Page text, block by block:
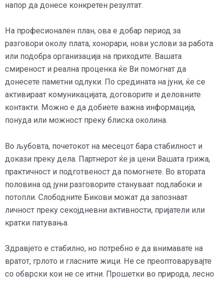
напор да донесе конкретен резултат.
На професионален план, ова е добар период за
разговори околу плата, хонорари, нови услови за работа
или подобра организација на приходите. Вашата
смиреност и реална проценка ќе Ви помогнат да
донесете паметни одлуки. По средината на јуни, ќе се
активираат комуникацијата, договорите и деловните
контакти. Можно е да добиете важна информација,
понуда или можност преку блиска околина.
Во љубовта, почетокот на месецот бара стабилност и
докази преку дела. Партнерот ќе ја цени Вашата грижа,
практичност и подготвеност да помогнете. Во втората
половина од јуни разговорите стануваат подлабоки и
потопли. Слободните Бикови можат да запознаат
личност преку секојдневни активности, пријатели или
кратки патувања.
Здравјето е стабилно, но потребно е да внимавате на
вратот, грлото и гласните жици. Не се преоптоварувајте
со обврски кои не се итни. Прошетки во природа, лесно